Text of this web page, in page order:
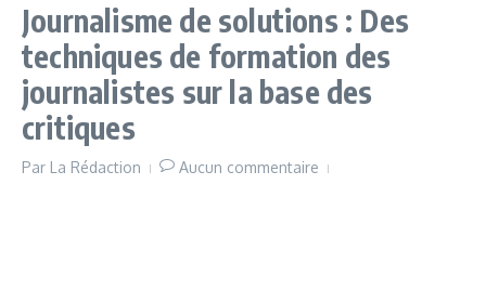
Journalisme de solutions : Des
techniques de formation des
journalistes sur la base des
critiques
Par La Rédaction Aucun commentaire